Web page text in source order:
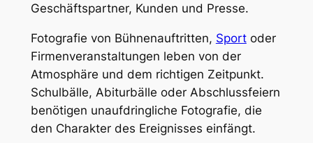
Geschäftspartner, Kunden und Presse.
Fotografie von Bühnenauftritten, Sportoder
Firmenveranstaltungen leben von der
Atmosphäre und dem richtigen Zeitpunkt.
Schulbälle, Abiturbälle oder Abschlussfeiern
benötigen unaufdringliche Fotografie, die
den Charakter des Ereignisses einfängt.